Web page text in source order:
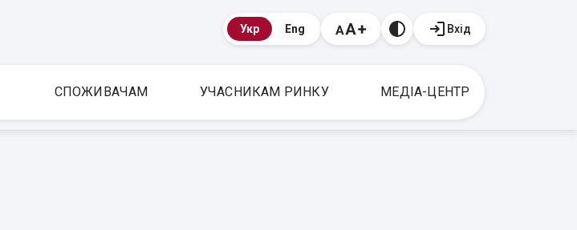
Укр Eng Вхід
СПОЖИВАЧАМ УЧАСНИКАМ РИНКУ МЕДІА-ЦЕНТР